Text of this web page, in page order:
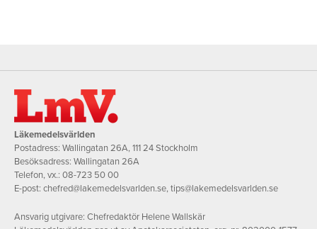
Läkemedelsvärlden
Postadress: Wallingatan 26A, 111 24 Stockholm
Besöksadress: Wallingatan 26A
Telefon, vx.: 08-723 50 00
E-post: chefred@lakemedelsvarlden.se,tips@lakemedelsvarlden.se
Ansvarig utgivare: Chefredaktör Helene Wallskär